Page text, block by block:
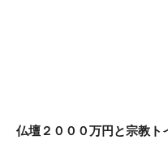
仏壇２０００万円と宗教ト